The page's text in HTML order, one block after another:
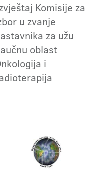
Komisije za
u zvanje
za užu
oblast
i